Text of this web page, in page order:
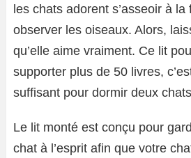
les chats adorent s’asseoir à la
observer les oiseaux. Alors,
qu’elle aime vraiment. Ce lit
supporter plus de 50 livres,
suffisant pour dormir deux
Le lit monté est conçu pour
chat à l’esprit afin que votre